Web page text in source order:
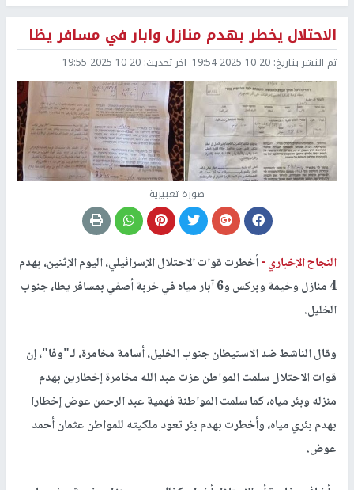
الاحتلال يخطر بهدم منازل وابار في مسافر يظا
تم النشر بتاريخ: 2025-10-20 19:54 اخر تحديث: 2025-10-20 19:55
صورة تعبيرية
النجاح الإخباري -أخطرت قوات الاحتلال الإسرائيلي، اليوم الإثنين، بهدم
4 منازل وخيمة وبركس و6 آبار مياه في خربة أصفي بمسافر يطا، جنوب
الخليل.
وقال الناشط ضد الاستيطان جنوب الخليل، أسامة مخامرة، لـ"وفا"، إن
قوات الاحتلال سلمت المواطن عزت عبد الله مخامرة إخطارين بهدم
منزله وبئر مياه، كما سلمت المواطنة فهمية عبد الرحمن عوض إخطارا
بهدم بئري مياه، وأخطرت بهدم بئر تعود ملكيته للمواطن عثمان أحمد
عوض.